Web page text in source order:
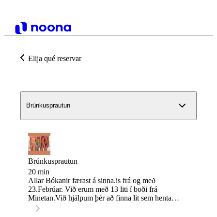
Elija qué reservar
Brúnkusprautun
Brúnkusprautun
20 min
Allar Bókanir færast á sinna.is frá og með
23.Febrúar. Við erum með 13 liti í boði frá
Minetan.Við hjálpum þér að finna lit sem hentar
þér og þinni húðgerð. Kvöldið áður er gott að